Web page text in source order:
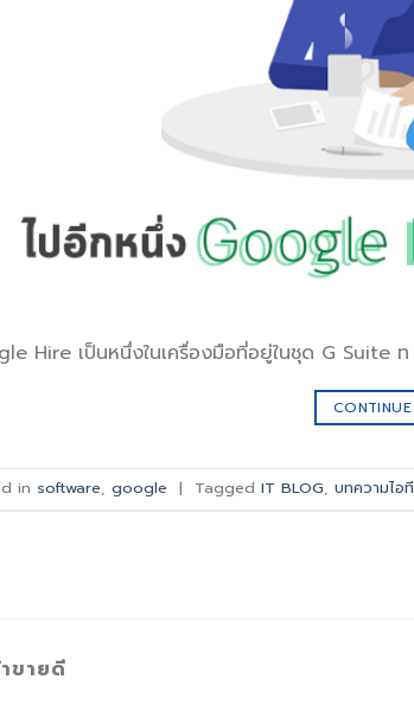
Hire เป็นหนึ่งในเครื่องมือที่อยู่ในชุด G Suite
in software, google | Tagged IT BLOG, บทความไอที
ขายดี